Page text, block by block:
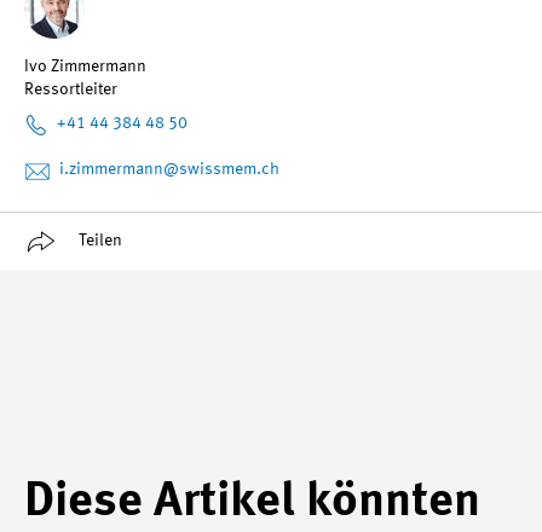
Ivo Zimmermann
Ressortleiter
+41 44 384 48 50
i.zimmermann@swissmem.ch
Teilen
Diese Artikel könnten